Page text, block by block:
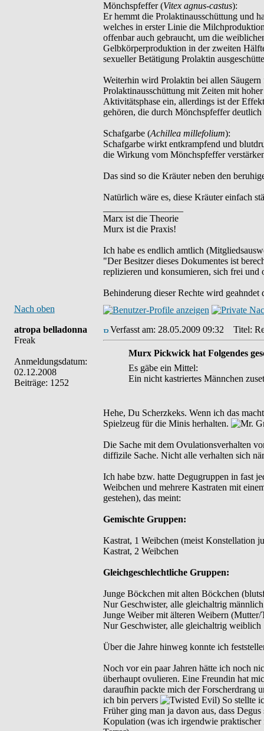
Mönchspfeffer (Vitex agnus-castus):
Er hemmt die Prolaktinausschüttung und
welches in erster Linie die
offenbar auch gebraucht, um die
Gelbkörperproduktion in der zweiten
sexueller Betätigung Prolaktin
Weiterhin wird Prolaktin bei allen
Prolaktinausschüttung mit Zeiten mit
Aktivitätsphase ein, allerdings ist der
gehören, die durch Mönchspfeffer
Schafgarbe (Achillea millefolium):
Schafgarbe wirkt entkrampfend und
die Wirkung vom Mönchspfeffer
Das sind so die Kräuter neben den
Natürlich wäre es, diese Kräuter einfach
Marx ist die Theorie
Murx ist die Praxis!
Ich habe es endlich amtlich
"Der Besitzer dieses Dokumentes ist
replizieren und konsumieren, sich frei
Behinderung dieser Rechte wird
Nach oben
atropa belladonna
Freak
Anmeldungsdatum:
02.12.2008
Beiträge: 1252
Verfasst am: 28.05.2009 09:32 Titel:
Murx Pickwick hat Folgendes
Es gäbe ein Mittel:
Ein nicht kastriertes Männchen
Hehe, Du Scherzkeks. Wenn ich das
Spielzeug für die Minis herhalten.
Die Sache mit dem Ovulationsverhalten
diffizile Sache. Nicht alle verhalten sich
Ich habe bzw. hatte Degugruppen in fast
Weibchen und mehrere Kastraten mit
gestehen), das meint:
Gemischte Gruppen:
Kastrat, 1 Weibchen (meist Konstellation
Kastrat, 2 Weibchen
Gleichgeschlechtliche Gruppen:
Junge Böckchen mit alten Böckchen
Nur Geschwister, alle gleichaltrig männlich
Junge Weiber mit älteren Weibern
Nur Geschwister, alle gleichaltrig weiblich
Über die Jahre hinweg konnte ich
Noch vor ein paar Jahren hätte ich noch
überhaupt ovulieren. Eine Freundin hat
daraufhin packte mich der Forscherdrang
ich bin pervers
) So stellte
Früher ging man ja davon aus, dass
Kopulation (was ich irgendwie